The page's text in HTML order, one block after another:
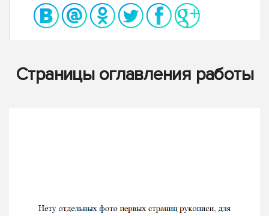
Страницы оглавления работы